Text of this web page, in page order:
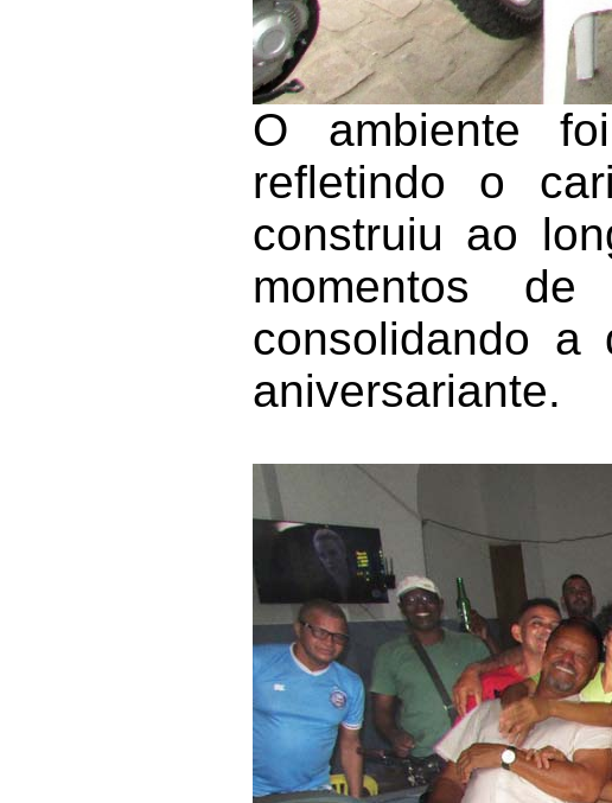
O ambiente
refletindo o
construiu ao
momentos
consolidando
aniversariante.